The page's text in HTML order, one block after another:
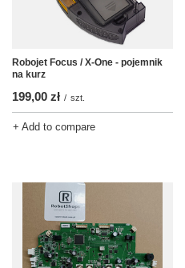
Robojet Focus / X-One - pojemnik
na kurz
199,00 zł / szt.
+ Add to compare